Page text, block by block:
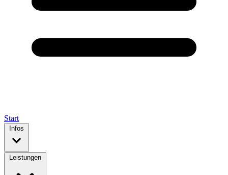
Start
Infos
Leistungen